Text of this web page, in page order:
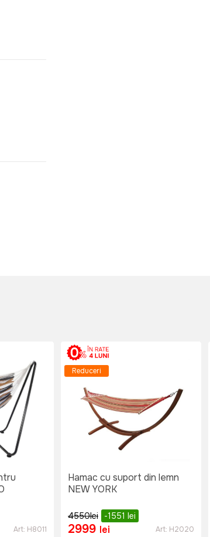
Art: H8011
Reduceri
Hamac cu suport din lemn
NEW YORK
4550lei -1551 lei
2999 lei Art: H2020